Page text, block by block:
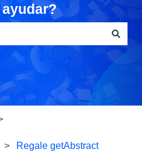
el campo de búsqueda
Regale getAbstract